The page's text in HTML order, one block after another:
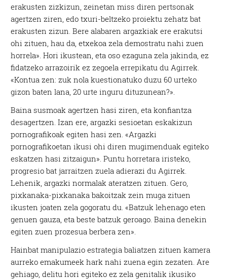
erakusten zizkizun, zeinetan miss diren pertsonak
agertzen ziren, edo txuri-beltzeko proiektu zehatz bat
erakusten zizun. Bere alabaren argazkiak ere erakutsi
ohi zituen, hau da, etxekoa zela demostratu nahi zuen
horrela». Hori ikustean, eta oso ezaguna zela jakinda, ez
fidatzeko arrazoirik ez zegoela errepikatu du Agirrek.
«Kontua zen: zuk nola kuestionatuko duzu 60 urteko
gizon baten lana, 20 urte inguru dituzunean?».
Baina susmoak agertzen hasi ziren, eta konfiantza
desagertzen. Izan ere, argazki sesioetan eskakizun
pornografikoak egiten hasi zen. «Argazki
pornografikoetan ikusi ohi diren mugimenduak egiteko
eskatzen hasi zitzaigun». Puntu horretara iristeko,
progresio bat jarraitzen zuela adierazi du Agirrek.
Lehenik, argazki normalak ateratzen zituen. Gero,
pixkanaka-pixkanaka bakoitzak zein muga zituen
ikusten joaten zela gogoratu du. «Batzuk lehenago eten
genuen gauza, eta beste batzuk geroago. Baina denekin
egiten zuen prozesua berbera zen».
Hainbat manipulazio estrategia baliatzen zituen kamera
aurreko emakumeek hark nahi zuena egin zezaten. Are
gehiago, delitu hori egiteko ez zela genitalik ikusiko